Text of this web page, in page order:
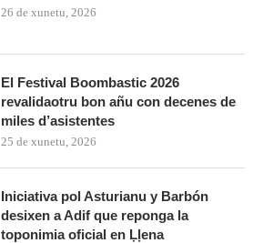
26 de xunetu, 2026
El Festival Boombastic 2026
revalidaotru bon añu con decenes de
miles d’asistentes
25 de xunetu, 2026
Iniciativa pol Asturianu y Barbón
desixen a Adif que reponga la
toponimia oficial en Ḷḷena